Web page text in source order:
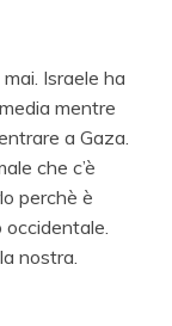
Israele ha
mentre
a Gaza.
che c’è
perchè è
occidentale.
nostra.